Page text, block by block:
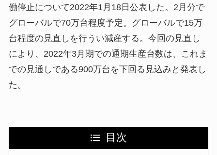
働停止について2022年1月18日公表した。2月分で
グローバルで70万台程度予定。グローバルで15万
台程度の見直しを行うい減産する。今回の見直し
により、2022年3月期での通期生産台数は、これま
での見通しである900万台を下回る見込みと発表し
た。
目次